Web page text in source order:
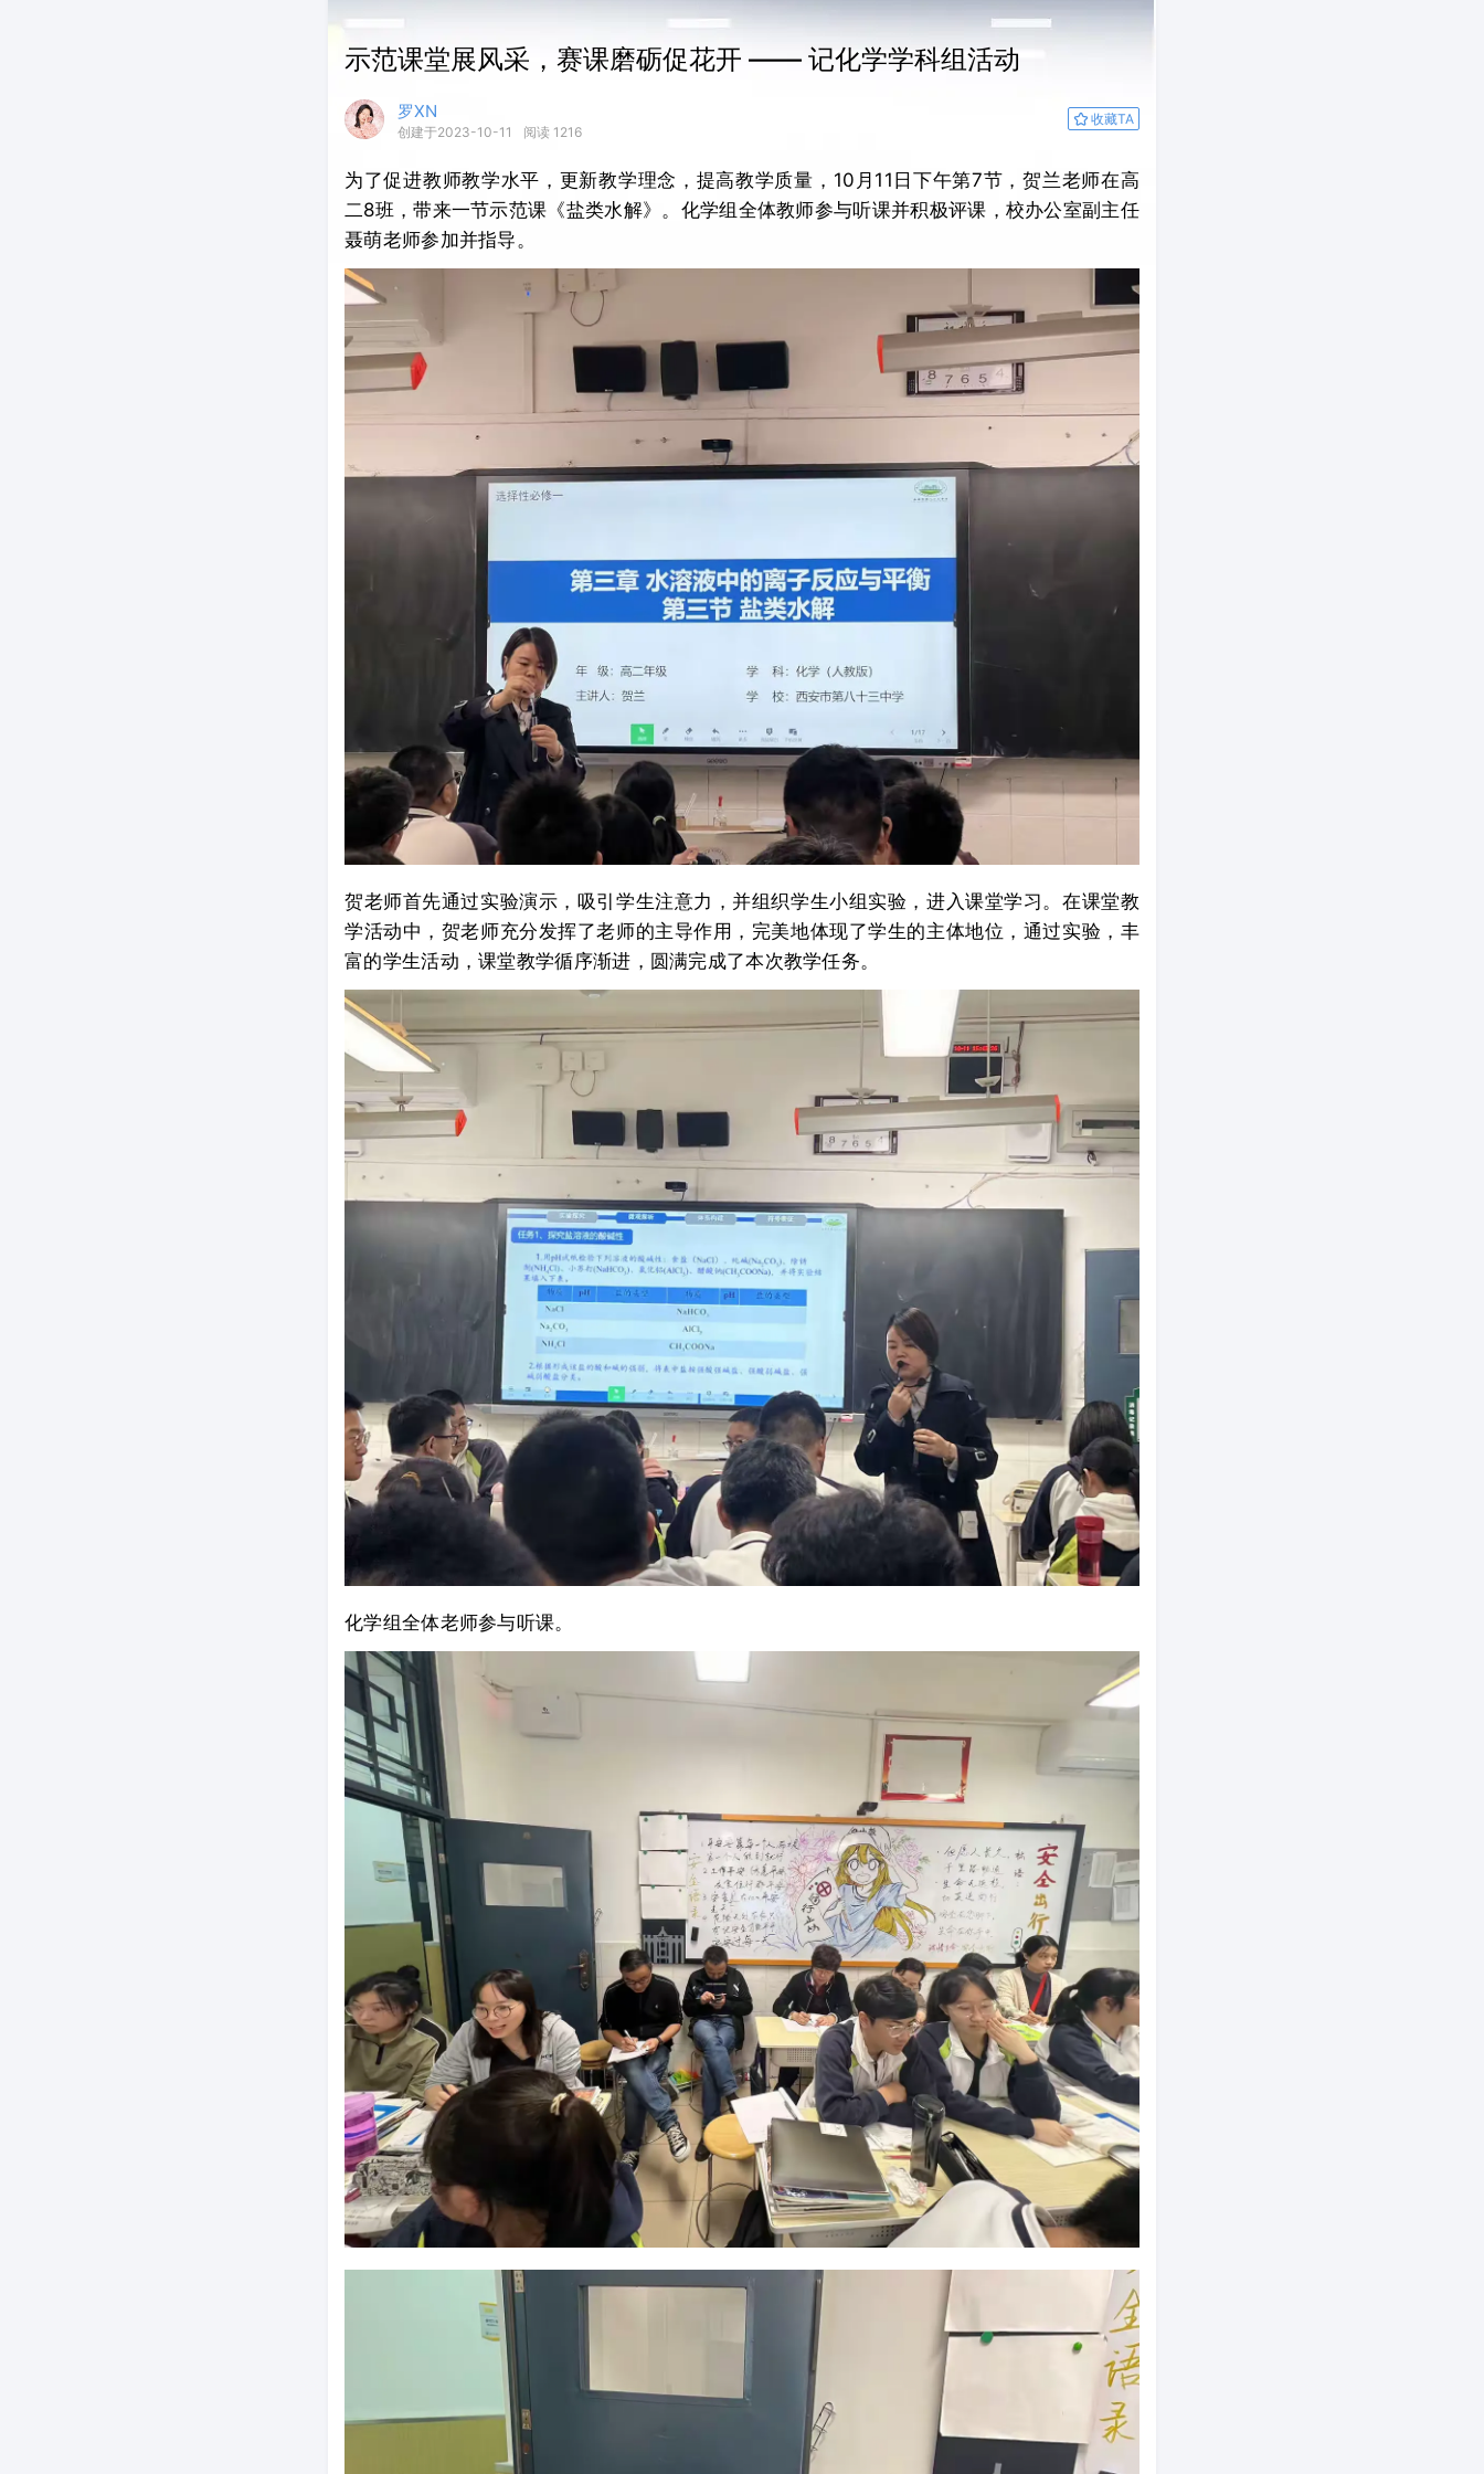
示范课堂展风采，赛课磨砺促花开 —— 记化学学科组活动
罗XN
创建于2023-10-11 阅读 1216
收藏TA
为了促进教师教学水平，更新教学理念，提高教学质量，10月11日下午第7节，贺兰老师在高
二8班，带来一节示范课《盐类水解》。化学组全体教师参与听课并积极评课，校办公室副主任
聂萌老师参加并指导。
贺老师首先通过实验演示，吸引学生注意力，并组织学生小组实验，进入课堂学习。在课堂教
学活动中，贺老师充分发挥了老师的主导作用，完美地体现了学生的主体地位，通过实验，丰
富的学生活动，课堂教学循序渐进，圆满完成了本次教学任务。
化学组全体老师参与听课。